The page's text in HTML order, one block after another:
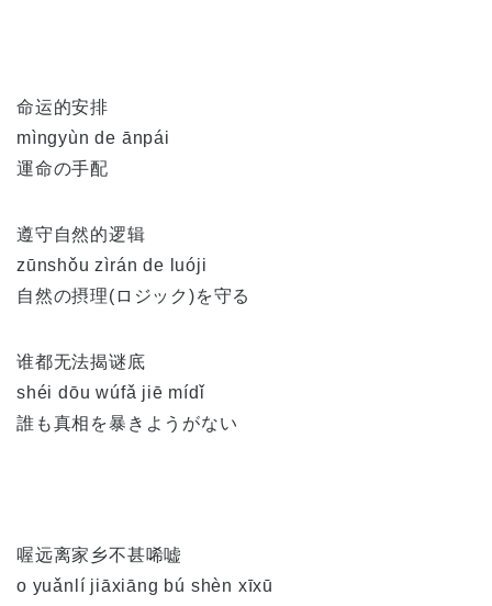
命运的安排
mìngyùn de ānpái
運命の手配
遵守自然的逻辑
zūnshǒu zìrán de luóji
自然の摂理(ロジック)を守る
谁都无法揭谜底
shéi dōu wúfǎ jiē mídǐ
誰も真相を暴きようがない
喔远离家乡不甚唏嘘
o yuǎnlí jiāxiāng bú shèn xīxū